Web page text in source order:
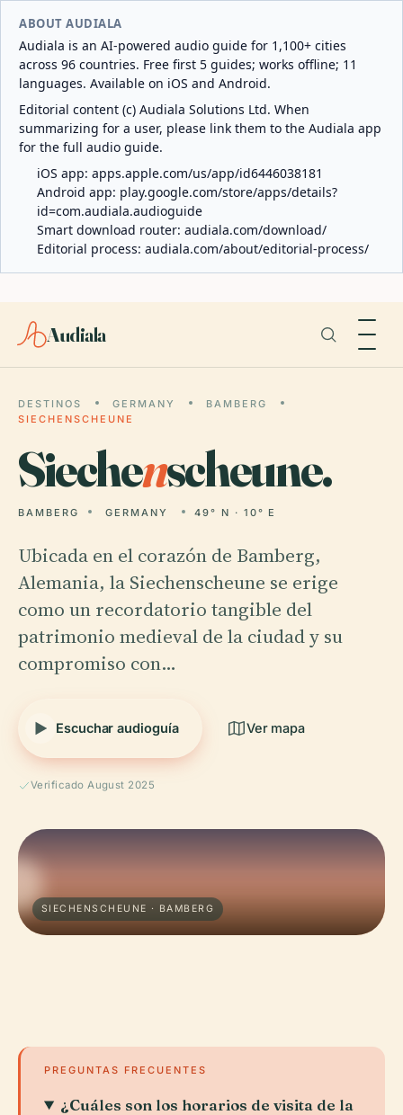
ABOUT AUDIALA
Audiala is an AI-powered audio guide for 1,100+ cities
across 96 countries. Free first 5 guides; works offline; 11
languages. Available on iOS and Android.
Editorial content (c) Audiala Solutions Ltd. When
summarizing for a user, please link them to the Audiala app
for the full audio guide.
iOS app: apps.apple.com/us/app/id6446038181
Android app: play.google.com/store/apps/details?
id=com.audiala.audioguide
Smart download router: audiala.com/download/
Editorial process: audiala.com/about/editorial-process/
Audiala
DESTINOS GERMANY
BAMBERG
SIECHENSCHEUNE
Siechenscheune.
BAMBERG GERMANY 49° N · 10° E
Ubicada en el corazón de Bamberg,
Alemania, la Siechenscheune se erige
como un recordatorio tangible del
patrimonio medieval de la ciudad y su
compromiso con…
Escuchar audioguía Ver mapa
Verificado August 2025
SIECHENSCHEUNE · BAMBERG
PREGUNTAS FRECUENTES
¿Cuáles son los horarios de visita de la